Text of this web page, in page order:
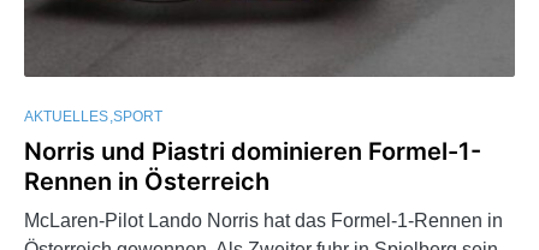
AKTUELLES SPORT
Norris und Piastri dominieren Formel-1-
Rennen in Österreich
McLaren-Pilot Lando Norris hat das Formel-1-Rennen in